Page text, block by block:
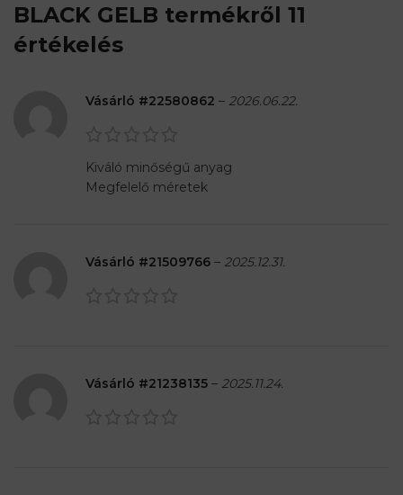
BLACK GELB termékről 11
értékelés
Vásárló #22580862 – 2026.06.22.
Kiváló minőségű anyag
Megfelelő méretek
Vásárló #21509766 – 2025.12.31.
Vásárló #21238135 – 2025.11.24.